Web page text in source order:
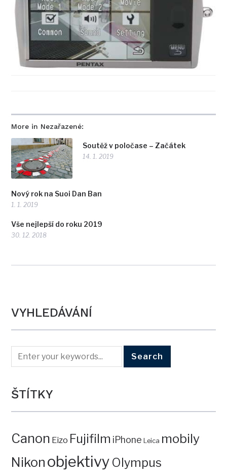
More in Nezařazené:
Soutěž v poločase – Začátek
14. 1. 2019
Nový rok na Suoi Dan Ban
1. 1. 2019
Vše nejlepší do roku 2019
30. 12. 2018
VYHLEDÁVÁNÍ
ŠTÍTKY
Canon Eizo Fujifilm iPhone Leica mobily
Nikon objektivy Olympus